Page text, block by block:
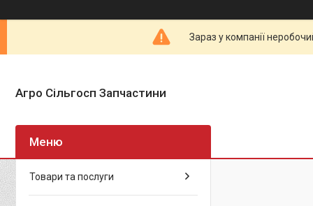
Зараз у компанії
Агро Сільгосп Запчастини
Товари та послуги